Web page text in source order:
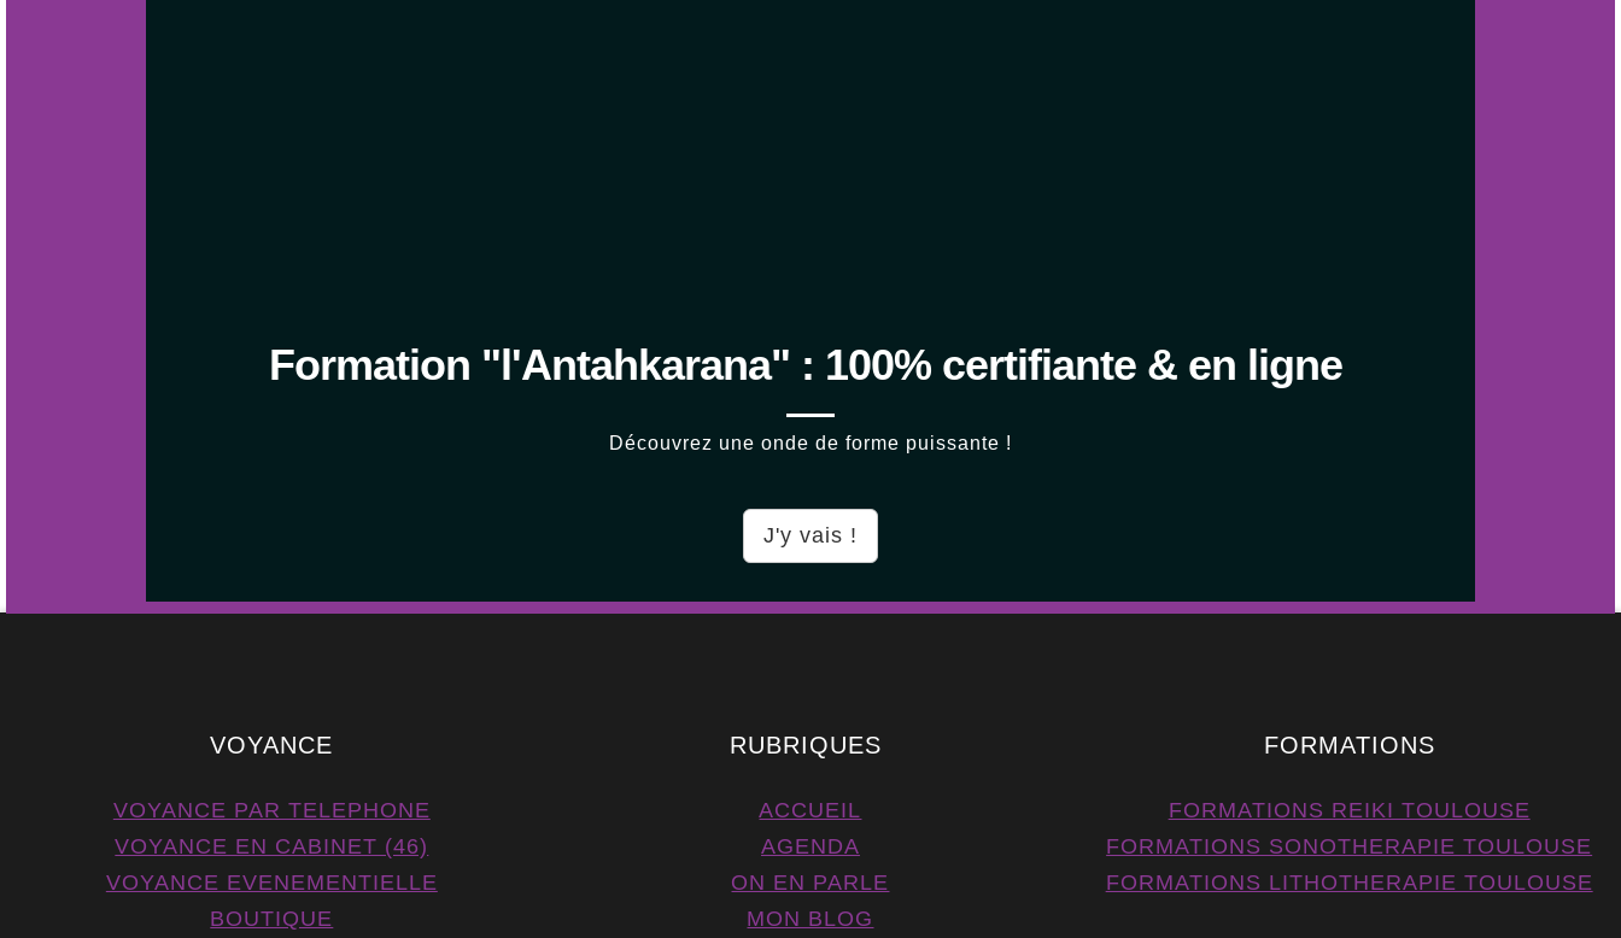
Formation "l'Antahkarana" : 100% certifiante & en ligne
Découvrez une onde de forme puissante !
J'y vais !
VOYANCE
VOYANCE PAR TELEPHONE
VOYANCE EN CABINET (46)
VOYANCE EVENEMENTIELLE
BOUTIQUE
RUBRIQUES
ACCUEIL
AGENDA
ON EN PARLE
MON BLOG
FORMATIONS
FORMATIONS REIKI TOULOUSE
FORMATIONS SONOTHERAPIE TOULOUSE
FORMATIONS LITHOTHERAPIE TOULOUSE